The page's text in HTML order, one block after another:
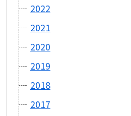
2022
2021
2020
2019
2018
2017